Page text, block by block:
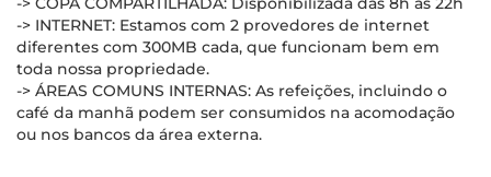
-> INTERNET: Estamos com 2 provedores de internet
diferentes com 300MB cada, que funcionam bem em
toda nossa propriedade.
-> ÁREAS COMUNS INTERNAS: As refeições, incluindo o
café da manhã podem ser consumidos na acomodação
ou nos bancos da área externa.